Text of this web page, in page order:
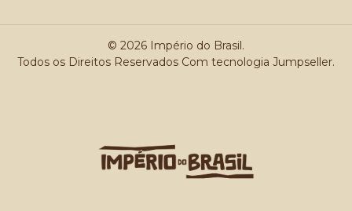
© 2026 Império do Brasil.
Todos os Direitos Reservados Com tecnologia Jumpseller.